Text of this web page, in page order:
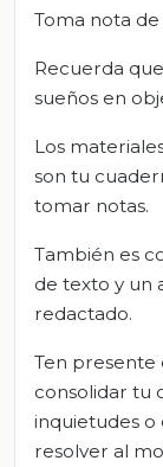
Toma nota de
Recuerda
sueños en
Los
son tu
tomar notas.
También es
de texto y un
redactado.
Ten presente
consolidar tu
inquietudes o
resolver al